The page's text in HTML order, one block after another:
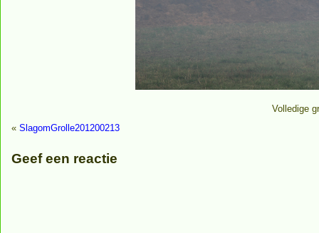
Volledige
« SlagomGrolle201200213
Geef een reactie